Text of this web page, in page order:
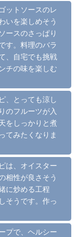
ットソースのレ
いを楽しめそう
ースのさっぱり
す。料理のバラ
、自宅でも挑戦
チの味を楽しむ
、とっても涼し
のフルーツが入
をしっかりと煮
てみたくなりま
は、オイスター
相性が良さそう
に炒める工程
そうです。作っ
プで、ヘルシー